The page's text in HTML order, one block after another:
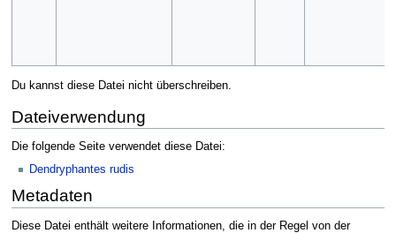
Du kannst diese Datei nicht überschreiben.
Dateiverwendung
Die folgende Seite verwendet diese Datei:
Dendryphantes rudis
Metadaten
Diese Datei enthält weitere Informationen, die in der Regel von der